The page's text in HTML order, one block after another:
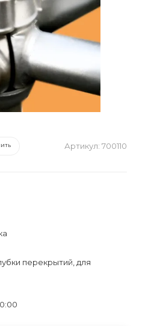
Артикул: 700110
перекрытий, для